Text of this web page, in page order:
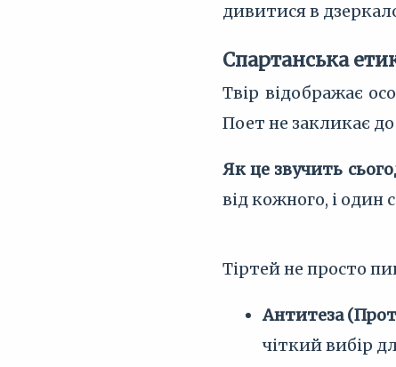
дивитися в
Спартанська
Твір відображає
Поет не закликає до
Як це звучить
від кожного, і
Тіртей не просто
Антитеза
чіткий вибір